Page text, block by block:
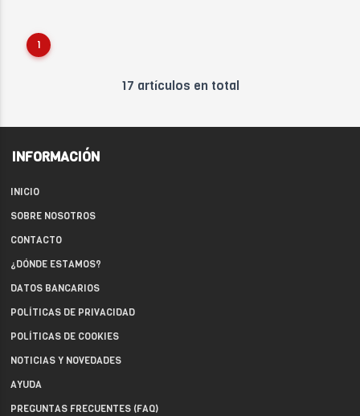
1
17 artículos en total
INFORMACIÓN
INICIO
SOBRE NOSOTROS
CONTACTO
¿DÓNDE ESTAMOS?
DATOS BANCARIOS
POLÍTICAS DE PRIVACIDAD
POLÍTICAS DE COOKIES
NOTICIAS Y NOVEDADES
AYUDA
PREGUNTAS FRECUENTES (FAQ)